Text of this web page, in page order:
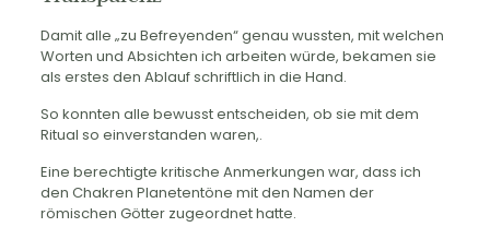
Damit alle „zu Befreyenden“ genau wussten, mit welchen
Worten und Absichten ich arbeiten würde, bekamen sie
als erstes den Ablauf schriftlich in die Hand.
So konnten alle bewusst entscheiden, ob sie mit dem
Ritual so einverstanden waren,.
Eine berechtigte kritische Anmerkungen war, dass ich
den Chakren Planetentöne mit den Namen der
römischen Götter zugeordnet hatte.